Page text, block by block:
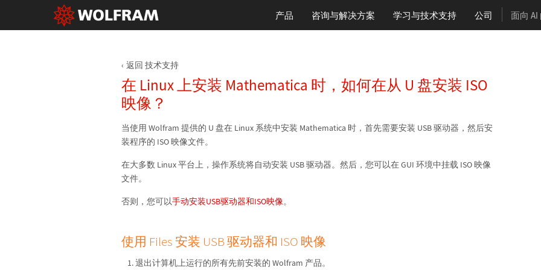
产品 咨询与解决方案 学习与技术支持 公司 面向 AI
返回 技术支持
在 Linux 上安装 Mathematica 时，如何在从 U 盘安装 ISO
映像？
当使用 Wolfram 提供的 U 盘在 Linux 系统中安装 Mathematica 时，首先需要安装 USB 驱动器，然后安
装程序的 ISO 映像文件。
在大多数 Linux 平台上，操作系统将自动安装 USB 驱动器。然后，您可以在 GUI 环境中挂载 ISO 映像
文件。
否则，您可以手动安装USB驱动器和ISO映像。
使用 Files 安装 USB 驱动器和 ISO 映像
退出计算机上运行的所有先前安装的 Wolfram 产品。